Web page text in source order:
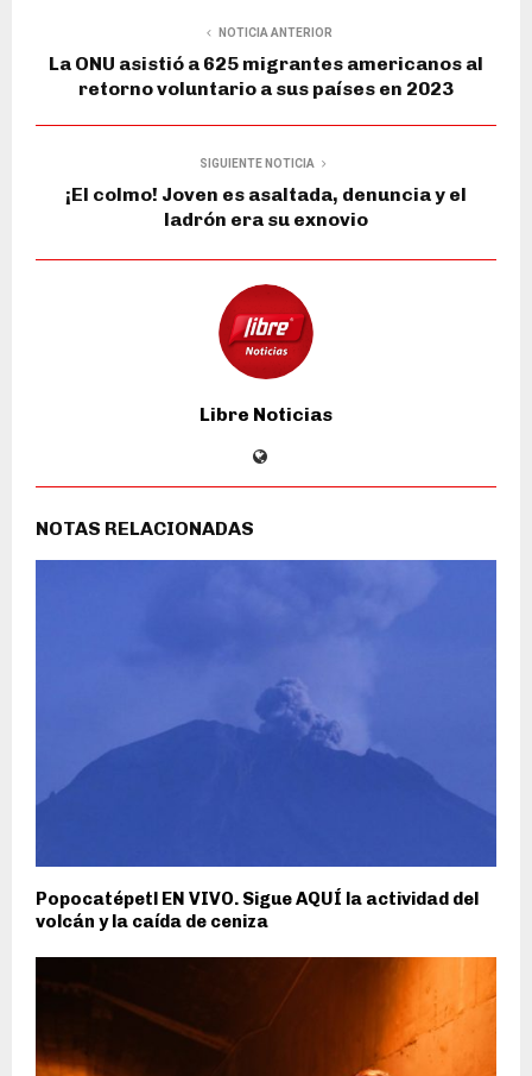
NOTICIA ANTERIOR
La ONU asistió a 625 migrantes americanos al
retorno voluntario a sus países en 2023
SIGUIENTE NOTICIA
¡El colmo! Joven es asaltada, denuncia y el
ladrón era su exnovio
Libre Noticias
NOTAS RELACIONADAS
Popocatépetl EN VIVO. Sigue AQUÍ la actividad del
volcán y la caída de ceniza